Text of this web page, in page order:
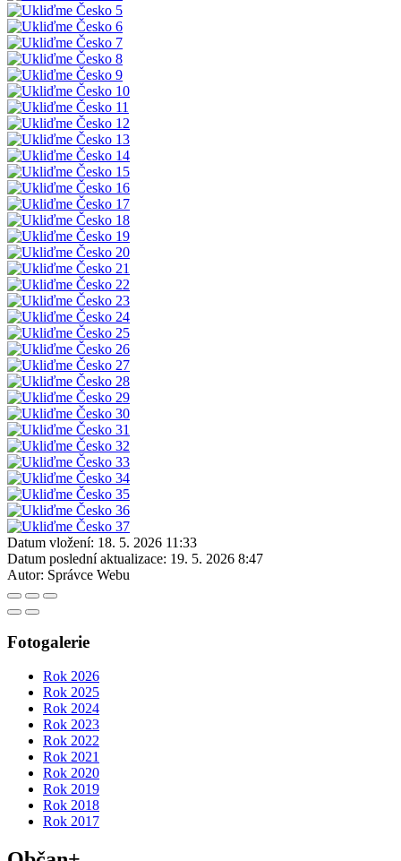
Datum vložení: 18. 5. 2026 11:33
Datum poslední aktualizace: 19. 5. 2026 8:47
Autor: Správce Webu
Fotogalerie
Rok 2026
Rok 2025
Rok 2024
Rok 2023
Rok 2022
Rok 2021
Rok 2020
Rok 2019
Rok 2018
Rok 2017